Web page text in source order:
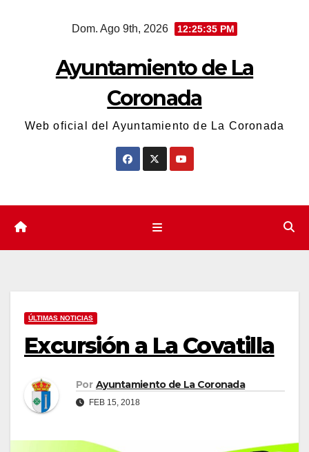
Dom. Ago 9th, 2026 12:25:36 PM
Ayuntamiento de La
Coronada
Web oficial del Ayuntamiento de La Coronada
ÚLTIMAS NOTICIAS
Excursión a La Covatilla
Por Ayuntamiento de La Coronada
FEB 15, 2018